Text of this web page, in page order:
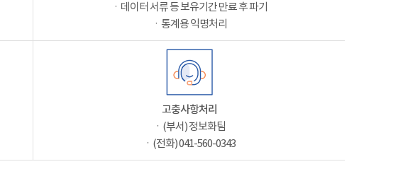
ㆍ데이터 서류 등 보유기간 만료 후 파기
ㆍ통계용 익명처리
고충사항처리
ㆍ(부서) 정보화팀
ㆍ(전화) 041-560-0343